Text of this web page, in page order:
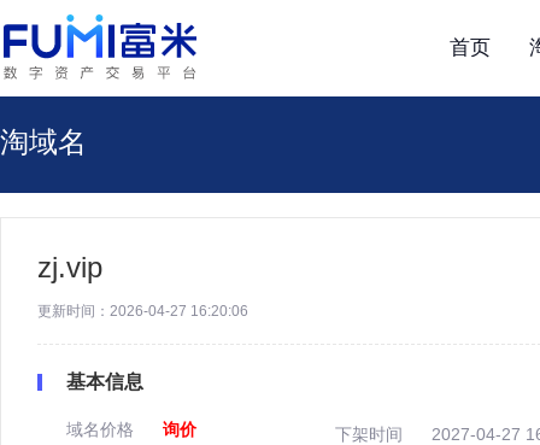
首页
淘域名
zj.vip
更新时间：2026-04-27 16:20:06
基本信息
域名价格 询价 下架时间 2027-04-27